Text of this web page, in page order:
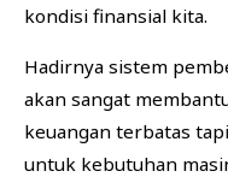
kondisi finansial kita.
Hadirnya sistem
akan sangat
keuangan terbatas
untuk kebutuhan